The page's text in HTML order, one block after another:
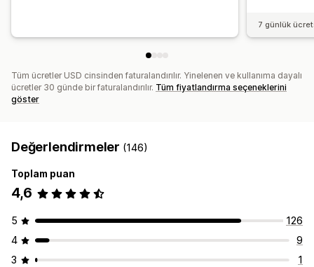
7 günlük
Tüm ücretler USD cinsinden faturalandırılır. Yinelenen ve kullanıma dayalı
ücretler 30 günde bir faturalandırılır. Tüm fiyatlandırma seçeneklerini
göster
Değerlendirmeler (146)
Toplam puan
4,6
5
126
4
9
3
1